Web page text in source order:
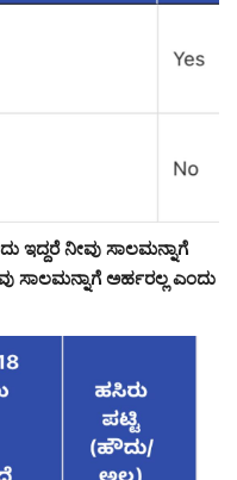
ಇದ್ದರೆ ನೀವು ಸಾಲಮನ್ನಾಗೆ
ಸಾಲಮನ್ನಾಗೆ ಅರ್ಹರಲ್ಲ ಎಂದು